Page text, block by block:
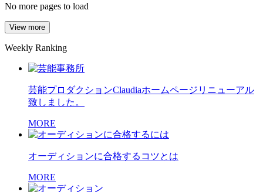
No more pages to load
View more
Weekly Ranking
芸能プロダクションClaudiaホームページリニューアル
致しました。
MORE
オーディションに合格するコツとは
MORE